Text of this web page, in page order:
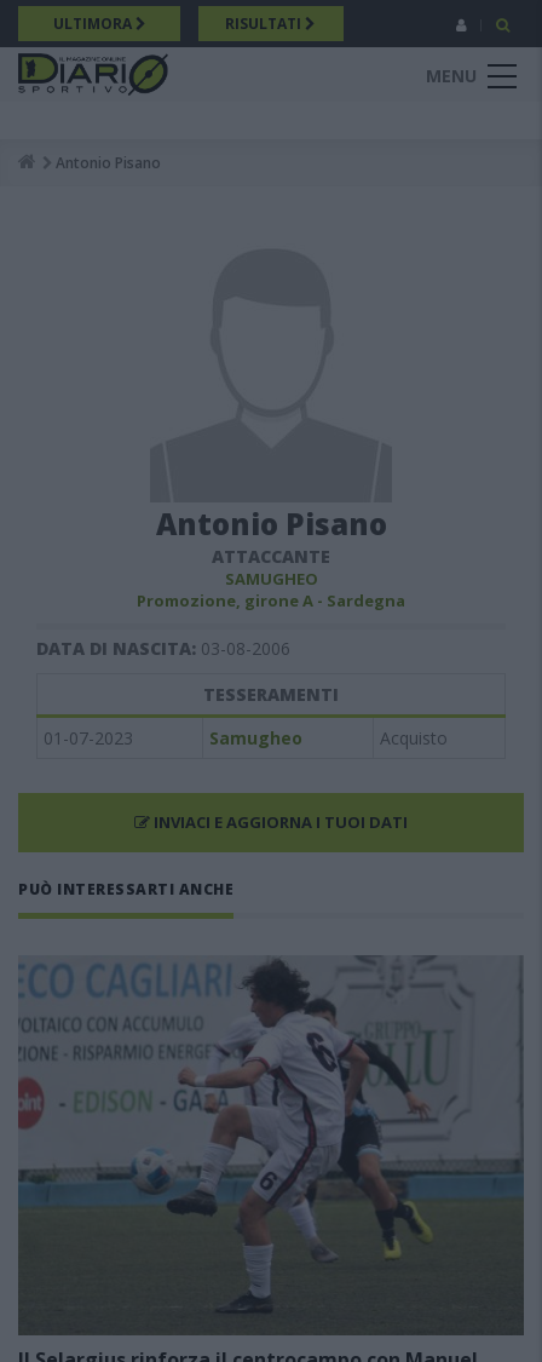
Salta
al
contenuto
principale
ULTIMORA RISULTATI
MENU
Breadcrumb
Antonio Pisano
Antonio Pisano
ATTACCANTE
SAMUGHEO
Promozione, girone A - Sardegna
DATA DI NASCITA: 03-08-2006
TESSERAMENTI
01-07-2023
Samugheo Acquisto
INVIACI E AGGIORNA I TUOI DATI
PUÒ INTERESSARTI ANCHE